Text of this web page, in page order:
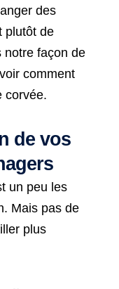
des
plutôt de
notre façon de
comment
corvée.
de vos
un peu les
Mais pas de
plus